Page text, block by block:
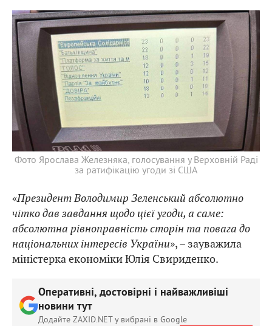
Фото Ярослава Железняка, голосування у Верховній Раді
за ратифікацію угоди зі США
«Президент Володимир Зеленський абсолютно
чітко дав завдання щодо цієї угоди, а саме:
абсолютна рівноправність сторін та повага до
національних інтересів України», – зауважила
міністерка економіки Юлія Свириденко.
Оперативні, достовірні і найважливіші
новини тут
Додайте ZAXID.NET у вибрані в Google